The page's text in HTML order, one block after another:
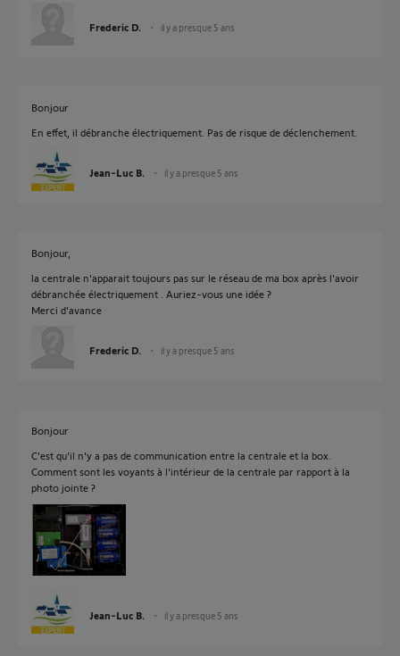
Frederic D. il y a presque 5 ans
Bonjour
En effet, il débranche électriquement. Pas de risque de déclenchement.
Jean-Luc B. il y a presque 5 ans
Bonjour,
la centrale n'apparait toujours pas sur le réseau de ma box après l'avoir
débranchée électriquement . Auriez-vous une idée ?
Merci d'avance
Frederic D. il y a presque 5 ans
Bonjour
C'est qu'il n'y a pas de communication entre la centrale et la box.
Comment sont les voyants à l'intérieur de la centrale par rapport à la
photo jointe ?
Jean-Luc B. il y a presque 5 ans